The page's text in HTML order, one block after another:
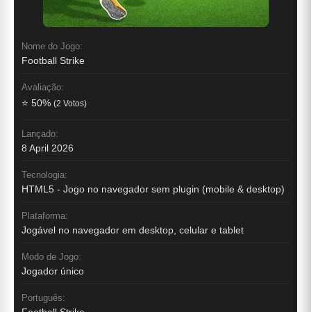
Nome do Jogo:
Football Strike
Avaliação:
⭐ 50% (2 Votos)
Lançado:
8 April 2026
Tecnologia:
HTML5 - Jogo no navegador sem plugin (mobile & desktop)
Plataforma:
Jogável no navegador em desktop, celular e tablet
Modo de Jogo:
Jogador único
Português: